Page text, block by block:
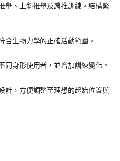
舉、上斜推舉及肩推訓練。結構緊
合生物力學的正確活動範圍。
同身形使用者，並增加訓練變化。
計，方便調整至理想的起始位置與